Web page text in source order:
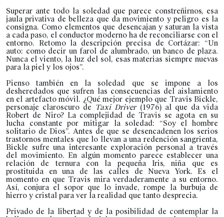
Superar ante todo la soledad que parece constreñirnos, esa
jaula privativa de belleza que da movimiento y peligro es la
consigna. Como elementos que desencajan y saturan la vista
a cada paso, el conductor moderno ha de reconciliarse con el
entorno. Retomo la descripción precisa de Cortázar: “Un
auto: como decir un farol de alumbrado, un banco de plaza.
Nunca el viento, la luz del sol, esas materias siempre nuevas
para la piel y los ojos”.
Pienso también en la soledad que se impone a los
desheredados que sufren las consecuencias del aislamiento
en el artefacto móvil. ¿Qué mejor ejemplo que Travis Bickle,
personaje claroscuro de Taxi Driver(1976) al que da vida
Robert de Niro? La complejidad de Travis se agota en su
lucha constante por mitigar la soledad: “Soy el hombre
solitario de Dios”. Antes de que se desencadenen los serios
trastornos mentales que lo llevan a una redención sangrienta,
Bickle sufre una interesante exploración personal a través
del movimiento. En algún momento parece establecer una
relación de ternura con la pequeña Iris, niña que es
prostituida en una de las calles de Nueva York. Es el
momento en que Travis mira verdaderamente a su entorno.
Así, conjura el sopor que lo invade, rompe la burbuja de
hierro y cristal para ver la realidad que tanto desprecia.
Privado de la libertad y de la posibilidad de contemplar la